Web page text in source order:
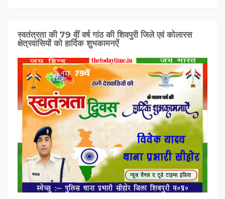
स्वतंत्रता की 79 वीं वर्ष गांठ की शिवपुरी जिले एवं कोलारस
क्षेत्रवासियों को हार्दिक शुभकामनऐं